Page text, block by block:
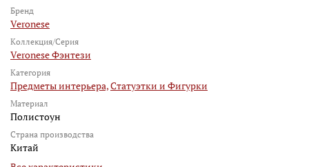
Бренд
Veronese
Коллекция/Серия
Veronese Фэнтези
Категория
Предметы интерьера,Статуэтки и Фигурки
Материал
Полистоун
Страна производства
Китай